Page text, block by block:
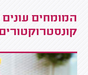
המומחים